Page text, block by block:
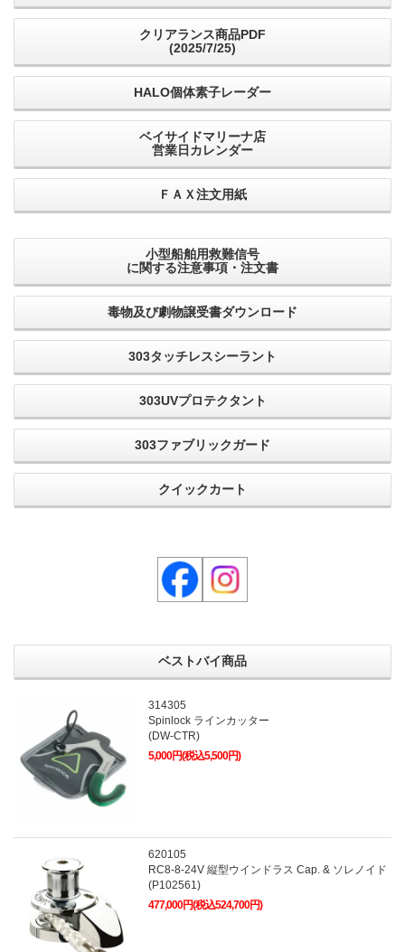
クリアランス商品PDF
(2025/7/25)
HALO個体素子レーダー
ベイサイドマリーナ店
営業日カレンダー
ＦＡＸ注文用紙
小型船舶用救難信号
に関する注意事項・注文書
毒物及び劇物譲受書ダウンロード
303タッチレスシーラント
303UVプロテクタント
303ファブリックガード
クイックカート
ベストバイ商品
314305
Spinlock ラインカッター
(DW-CTR)
5,000円(税込5,500円)
620105
RC8-8-24V 縦型ウインドラス Cap. & ソレノイド
(P102561)
477,000円(税込524,700円)